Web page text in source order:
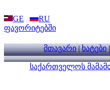
GE
RU
ფავორიტებში
მთავარი|ხატები
საქართველოს